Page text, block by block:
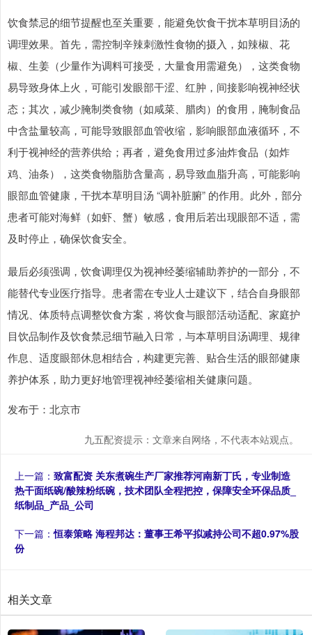
饮食禁忌的细节提醒也至关重要，能避免饮食干扰本草明目汤的
调理效果。首先，需控制辛辣刺激性食物的摄入，如辣椒、花
椒、生姜（少量作为调料可接受，大量食用需避免），这类食物
易导致身体上火，可能引发眼部干涩、红肿，间接影响视神经状
态；其次，减少腌制类食物（如咸菜、腊肉）的食用，腌制食品
中含盐量较高，可能导致眼部血管收缩，影响眼部血液循环，不
利于视神经的营养供给；再者，避免食用过多油炸食品（如炸
鸡、油条），这类食物脂肪含量高，易导致血脂升高，可能影响
眼部血管健康，干扰本草明目汤 “调补脏腑” 的作用。此外，部分
患者可能对海鲜（如虾、蟹）敏感，食用后若出现眼部不适，需
及时停止，确保饮食安全。
最后必须强调，饮食调理仅为视神经萎缩辅助养护的一部分，不
能替代专业医疗指导。患者需在专业人士建议下，结合自身眼部
情况、体质特点调整饮食方案，将饮食与眼部活动适配、家庭护
目饮品制作及饮食禁忌细节融入日常，与本草明目汤调理、规律
作息、适度眼部休息相结合，构建更完善、贴合生活的眼部健康
养护体系，助力更好地管理视神经萎缩相关健康问题。
发布于：北京市
九五配资提示：文章来自网络，不代表本站观点。
上一篇： 致富配资 关东煮碗生产厂家推荐河南新丁氏，专业制造
热干面纸碗/酸辣粉纸碗，技术团队全程把控，保障安全环保品质_
纸制品_产品_公司
下一篇：恒泰策略 海程邦达：董事王希平拟减持公司不超0.97%股
份
相关文章